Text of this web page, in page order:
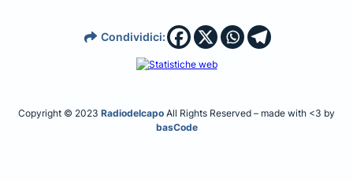
Condividici:
Copyright © 2023 Radiodelcapo All Rights Reserved – made with <3 by
basCode